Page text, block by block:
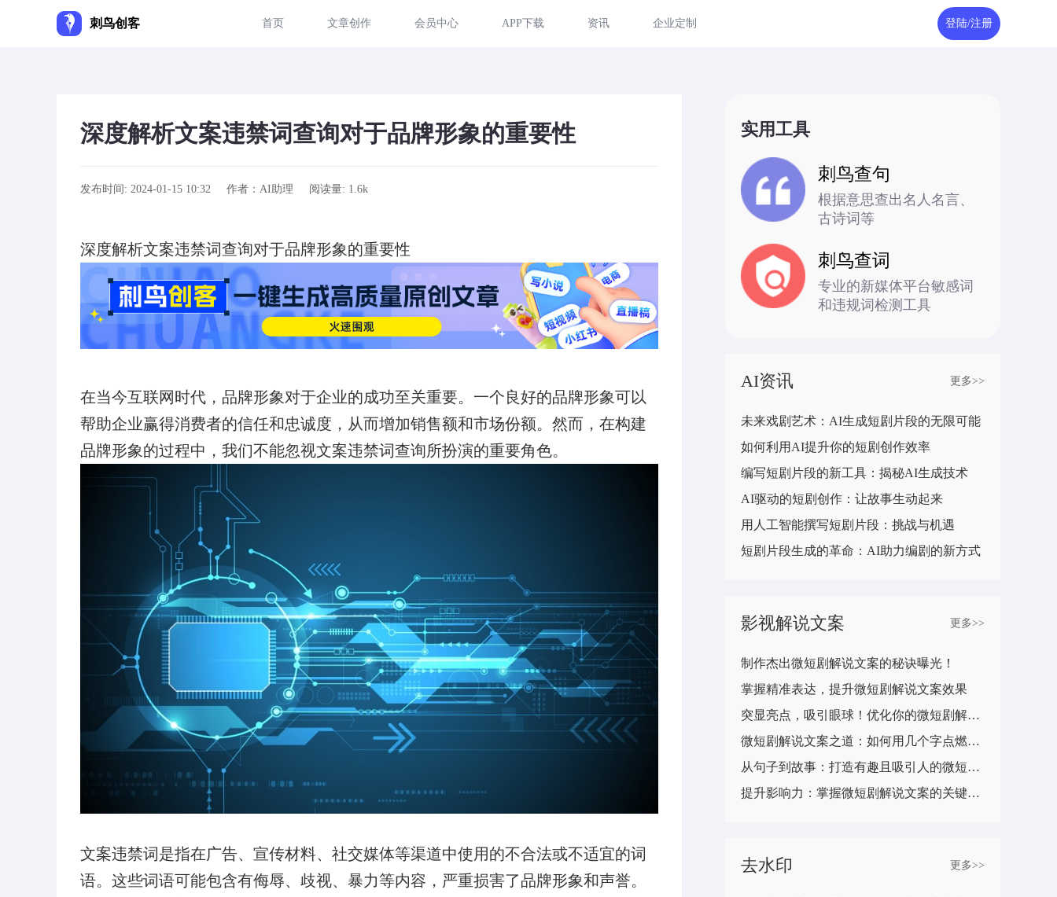
刺鸟创客 首页 文章创作 会员中心 APP下载 资讯 企业定制 登陆/注册
深度解析文案违禁词查询对于品牌形象的重要性
发布时间: 2024-01-15 10:32 作者：AI助理 阅读量: 1.6k
深度解析文案违禁词查询对于品牌形象的重要性
在当今互联网时代，品牌形象对于企业的成功至关重要。一个良好的品牌形象可以
帮助企业赢得消费者的信任和忠诚度，从而增加销售额和市场份额。然而，在构建
品牌形象的过程中，我们不能忽视文案违禁词查询所扮演的重要角色。
文案违禁词是指在广告、宣传材料、社交媒体等渠道中使用的不合法或不适宜的词
语。这些词语可能包含有侮辱、歧视、暴力等内容，严重损害了品牌形象和声誉。
实用工具
刺鸟查句
根据意思查出名人名言、
古诗词等
刺鸟查词
专业的新媒体平台敏感词
和违规词检测工具
AI资讯 更多>>
未来戏剧艺术：AI生成短剧片段的无限可能
如何利用AI提升你的短剧创作效率
编写短剧片段的新工具：揭秘AI生成技术
AI驱动的短剧创作：让故事生动起来
用人工智能撰写短剧片段：挑战与机遇
短剧片段生成的革命：AI助力编剧的新方式
影视解说文案 更多>>
制作杰出微短剧解说文案的秘诀曝光！
掌握精准表达，提升微短剧解说文案效果
突显亮点，吸引眼球！优化你的微短剧解说文案技巧
微短剧解说文案之道：如何用几个字点燃观众兴趣？
从句子到故事：打造有趣且吸引人的微短剧解说文案
提升影响力：掌握微短剧解说文案的关键要素
去水印 更多>>